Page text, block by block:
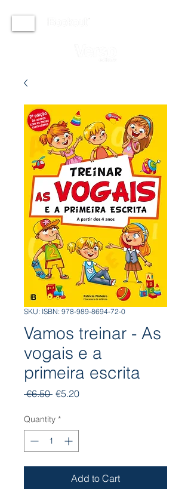
SKU: ISBN: 978-989-8694-72-0
Vamos treinar - As
vogais e a
primeira escrita
€6.50 Regular
€5.20Sale
Quantity *
Add to Cart